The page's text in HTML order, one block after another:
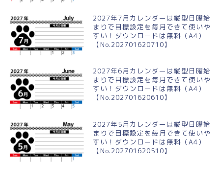
2027年7月カレンダーは縦型日曜始
まりで目標設定を毎月できて使いや
すい！ダウンロードは無料（A4）
【No.202701620710】
2027年6月カレンダーは縦型日曜始
まりで目標設定を毎月できて使いや
すい！ダウンロードは無料（A4）
【No.202701620610】
2027年5月カレンダーは縦型日曜始
まりで目標設定を毎月できて使いや
すい！ダウンロードは無料（A4）
【No.202701620510】